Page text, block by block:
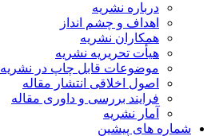
درباره نشریه
اهداف و چشم انداز
همکاران نشریه
هیأت تحریریه نشریه
موضوعات قابل چاپ در نشریه
اصول اخلاقی انتشار مقاله
فرایند بررسی و داوری مقاله
آمار نشریه
شماره های پیشین